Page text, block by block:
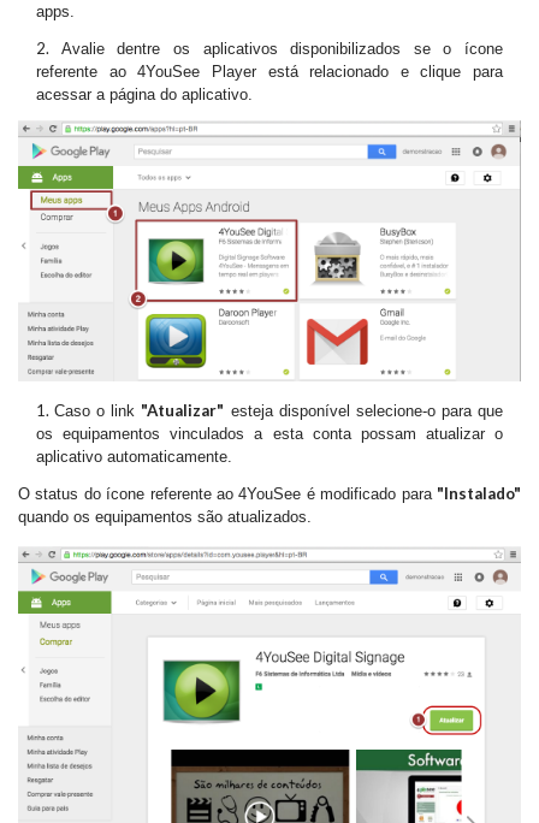
apps.
Avalie dentre os aplicativos disponibilizados se o ícone
referente ao 4YouSee Player está relacionado e clique para
acessar a página do aplicativo.
Caso o link "Atualizar" esteja disponível selecione-o para que
os equipamentos vinculados a esta conta possam atualizar o
aplicativo automaticamente.
O status do ícone referente ao 4YouSee é modificado para "Instalado"
quando os equipamentos são atualizados.